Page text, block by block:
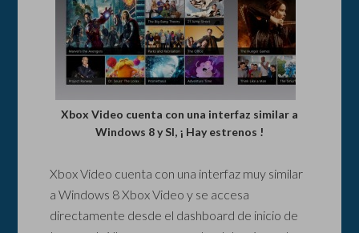
Xbox Video cuenta con una interfaz similar a
Windows 8 y SI, ¡ Hay estrenos !
Xbox Video cuenta con una interfaz muy similar
a Windows 8 Xbox Video y se accesa
directamente desde el dashboard de inicio de